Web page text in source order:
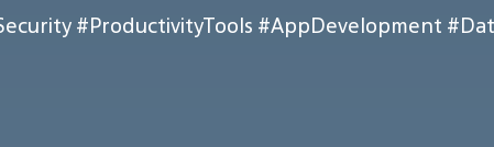
#ProductivityTools #AppDevelopment